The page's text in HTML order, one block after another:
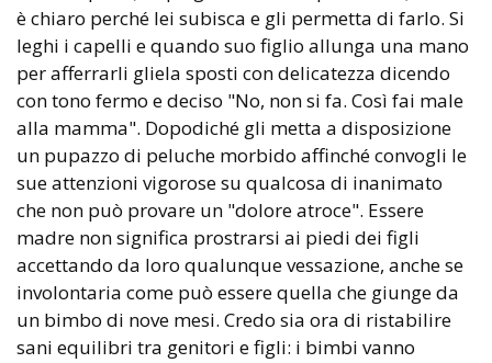
è chiaro perché lei subisca e gli permetta di farlo. Si
leghi i capelli e quando suo figlio allunga una mano
per afferrarli gliela sposti con delicatezza dicendo
con tono fermo e deciso "No, non si fa. Così fai male
alla mamma". Dopodiché gli metta a disposizione
un pupazzo di peluche morbido affinché convogli le
sue attenzioni vigorose su qualcosa di inanimato
che non può provare un "dolore atroce". Essere
madre non significa prostrarsi ai piedi dei figli
accettando da loro qualunque vessazione, anche se
involontaria come può essere quella che giunge da
un bimbo di nove mesi. Credo sia ora di ristabilire
sani equilibri tra genitori e figli: i bimbi vanno